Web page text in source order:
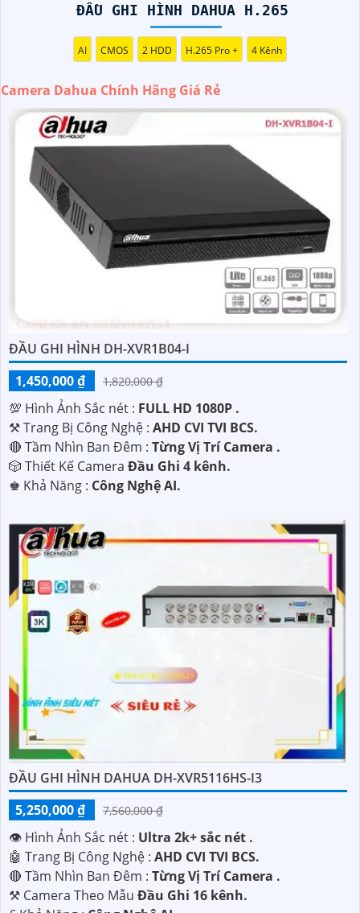
Hy vọng rằng những thông tin trên sẽ giúp bạn chọn lựa
được Camera Dahua chính hãng, giá rẻ và chất lượng. Nếu
bạn có thêm câu hỏi hoặc cần tư vấn thêm, đừng ngần
ngại để lại Cung cấp cho công trình biết.
ĐẦU GHI HÌNH DAHUA H.265
AI CMOS 2 HDD H.265 Pro + 4 Kênh
Camera Dahua Chính Hãng Giá Rẻ
ĐẦU GHI HÌNH DH-XVR1B04-I
1,450,000 ₫
1,820,000 ₫
💯 Hình Ảnh Sắc nét : FULL HD 1080P .
⚒ Trang Bị Công Nghệ : AHD CVI TVI BCS.
🔴 Tầm Nhìn Ban Đêm : Từng Vị Trí Camera .
🎲 Thiết Kế Camera Đầu Ghi 4 kênh.
️♚ Khả Năng : Công Nghệ AI.
ĐẦU GHI HÌNH DAHUA DH-XVR5116HS-I3
5,250,000 ₫
7,560,000 ₫
👁 Hình Ảnh Sắc nét : Ultra 2k+ sắc nét .
🤖️ Trang Bị Công Nghệ : AHD CVI TVI BCS.
🔴 Tầm Nhìn Ban Đêm : Từng Vị Trí Camera .
⚒ Camera Theo Mẫu Đầu Ghi 16 kênh.